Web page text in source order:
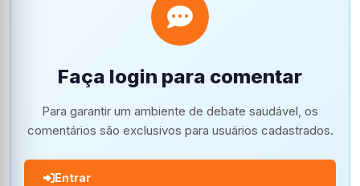
Faça login para comentar
Para garantir um ambiente de debate saudável, os
comentários são exclusivos para usuários cadastrados.
Entrar